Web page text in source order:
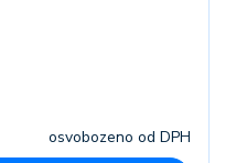
osvobozeno od DPH